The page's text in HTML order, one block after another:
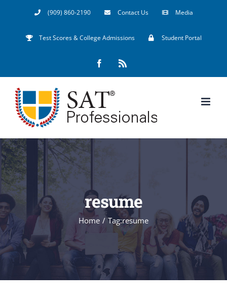
(909) 860-2190 Contact Us Media
Test Scores & College Admissions Student Portal
Facebook
resume
Home / Tag:resume